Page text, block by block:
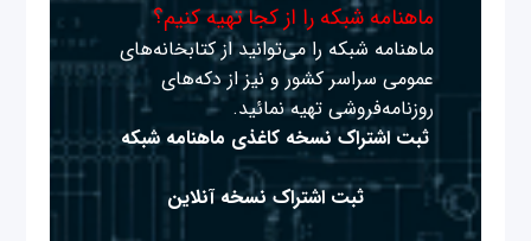
ماهنامه شبکه را از کجا تهیه کنیم؟
ماهنامه شبکه را می‌توانید از کتابخانه‌های
عمومی سراسر کشور و نیز از دکه‌های
روزنامه‌فروشی تهیه نمائید.
ثبت اشتراک نسخه کاغذی ماهنامه شبکه
ثبت اشتراک نسخه آنلاین